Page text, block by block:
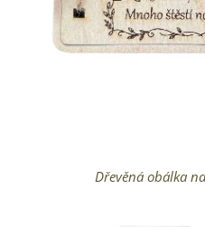
Dřevěná obálka
Dřevěná obálka
Dřevěná obálka